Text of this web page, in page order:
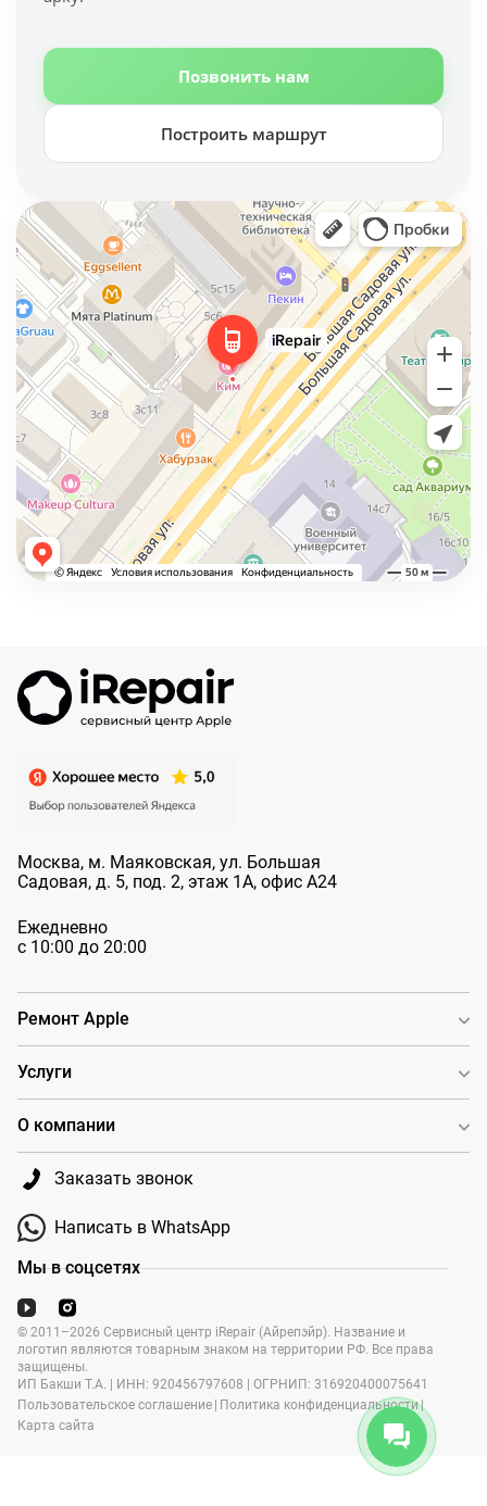
Позвонить нам
Построить маршрут
Москва, м. Маяковская, ул. Большая
Садовая, д. 5, под. 2, этаж 1А, офис А24
Ежедневно
с 10:00 до 20:00
Заказать звонок
Написать в WhatsApp
Ремонт Apple
Услуги
О компании
Мы в соцсетях
© 2011–2026 Сервисный центр iRepair (Айрепэйр). Название и
логотип являются товарным знаком на территории РФ. Все права
защищены.
ИП Бакши Т.А. | ИНН: 920456797608 | ОГРНИП: 316920400075641
Пользовательское соглашение | Политика конфиденциальности|
Карта сайта